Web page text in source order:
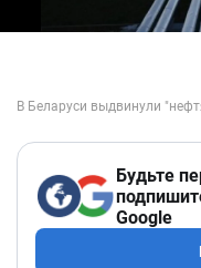
Будьте
Google